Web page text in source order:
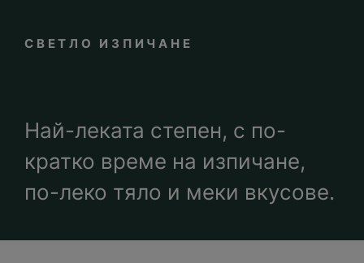
СВЕТЛО ИЗПИЧАНЕ
Най-леката степен, с по-
кратко време на изпичане,
по-леко тяло и меки вкусове.